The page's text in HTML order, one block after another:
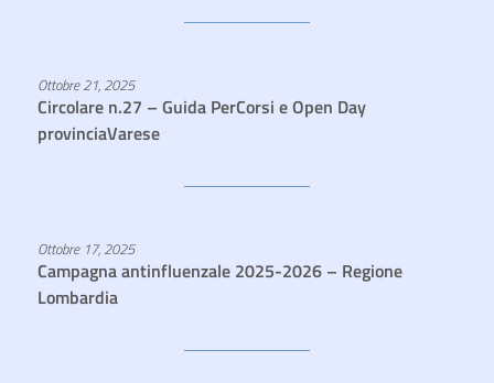
Ottobre 21, 2025
Circolare n.27 – Guida PerCorsi e Open Day
provinciaVarese
Ottobre 17, 2025
Campagna antinfluenzale 2025-2026 – Regione
Lombardia